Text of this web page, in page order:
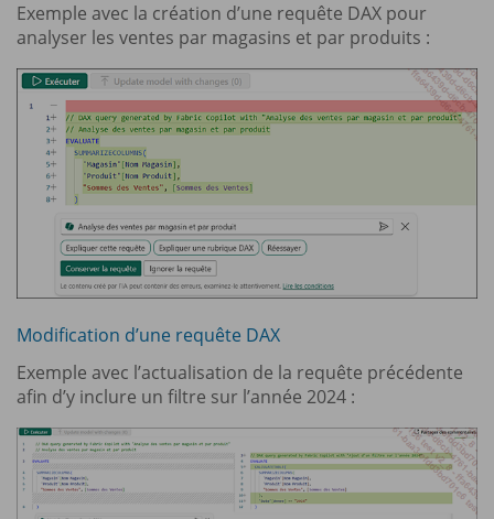
Exemple avec la création d’une requête DAX pour
analyser les ventes par magasins et par produits :
Modification d’une requête DAX
Exemple avec l’actualisation de la requête précédente
afin d’y inclure un filtre sur l’année 2024 :